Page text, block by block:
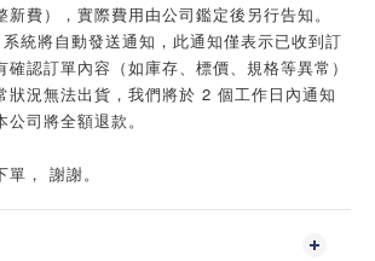
新費），實際費用由公司鑑定後另行告知。
統將自動發送通知，此通知僅表示已收到訂
認訂單內容（如庫存、標價、規格等異常）
狀況無法出貨，我們將於 2 個工作日內通知
司將全額退款。
， 謝謝。